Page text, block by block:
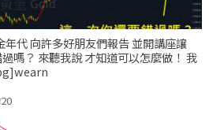
代 向許多好朋友們報告 並開講座讓
嗎？ 來聽我說 才知道可以怎麼做！ 我